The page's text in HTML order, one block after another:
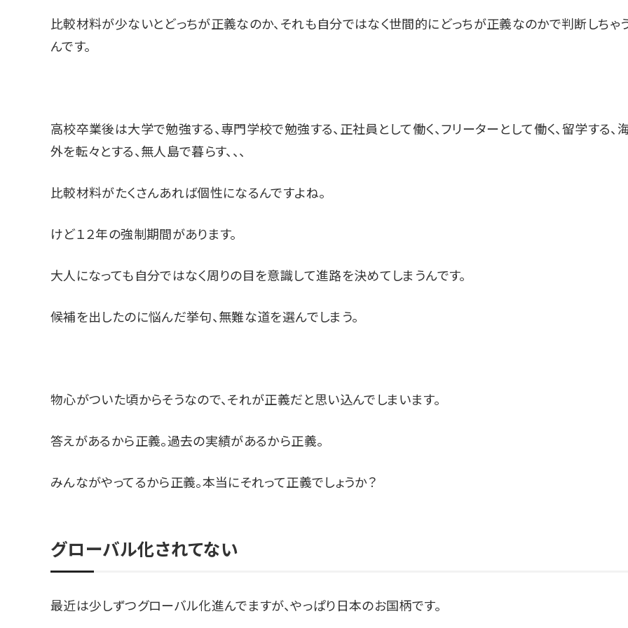
比較材料が少ないとどっちが正義なのか、それも自分ではなく世間的にどっちが正義なのかで判断しちゃ
んです。
高校卒業後は大学で勉強する、専門学校で勉強する、正社員として働く、フリーターとして働く、留学する、
外を転々とする、無人島で暮らす、、、
比較材料がたくさんあれば個性になるんですよね。
けど１２年の強制期間があります。
大人になっても自分ではなく周りの目を意識して進路を決めてしまうんです。
候補を出したのに悩んだ挙句、無難な道を選んでしまう。
物心がついた頃からそうなので、それが正義だと思い込んでしまいます。
答えがあるから正義。過去の実績があるから正義。
みんながやってるから正義。本当にそれって正義でしょうか？
グローバル化されてない
最近は少しずつグローバル化進んでますが、やっぱり日本のお国柄です。